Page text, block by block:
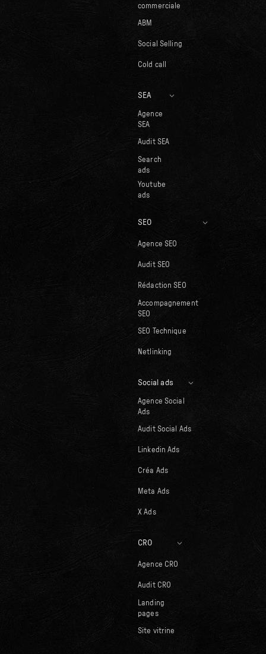
commerciale
ABM
Social Selling
Cold call
SEA
Agence
SEA
Audit SEA
Search
ads
Youtube
ads
SEO
Agence SEO
Audit SEO
Rédaction SEO
Accompagnement
SEO
SEO Technique
Netlinking
Social ads
Agence Social
Ads
Audit Social Ads
Linkedin Ads
Créa Ads
Meta Ads
X Ads
CRO
Agence CRO
Audit CRO
Landing
pages
Site vitrine